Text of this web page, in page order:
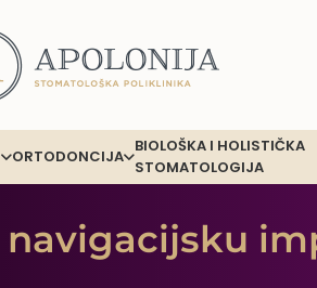
ORTODONCIJA
BIOLOŠKA I HOLISTIČKA
STOMATOLOGIJA
navigacijsku